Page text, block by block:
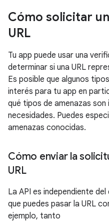
Cómo solicitar
URL
Tu app puede usar una
determinar si una URL
Es posible que algunos
interés para tu app en
qué tipos de amenazas
necesidades. Puedes
amenazas conocidas.
Cómo enviar la
URL
La API es independiente
que puedes pasar la URL
ejemplo, tanto